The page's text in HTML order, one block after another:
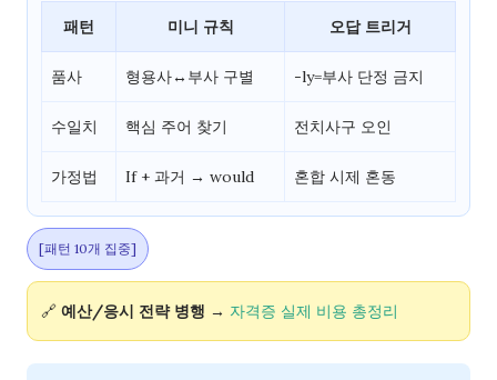
패턴 미니 규칙 오답 트리거
품사 형용사↔부사 구별 -ly=부사 단정 금지
수일치 핵심 주어 찾기 전치사구 오인
가정법 If + 과거 → would 혼합 시제 혼동
[패턴 10개 집중]
🔗 예산/응시 전략 병행 → 자격증 실제 비용 총정리